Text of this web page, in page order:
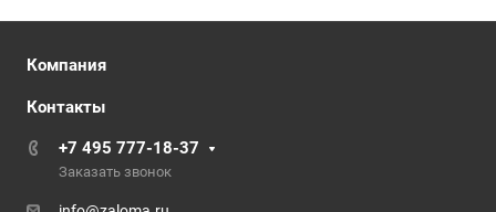
Компания
Контакты
+7 495 777-18-37
Заказать звонок